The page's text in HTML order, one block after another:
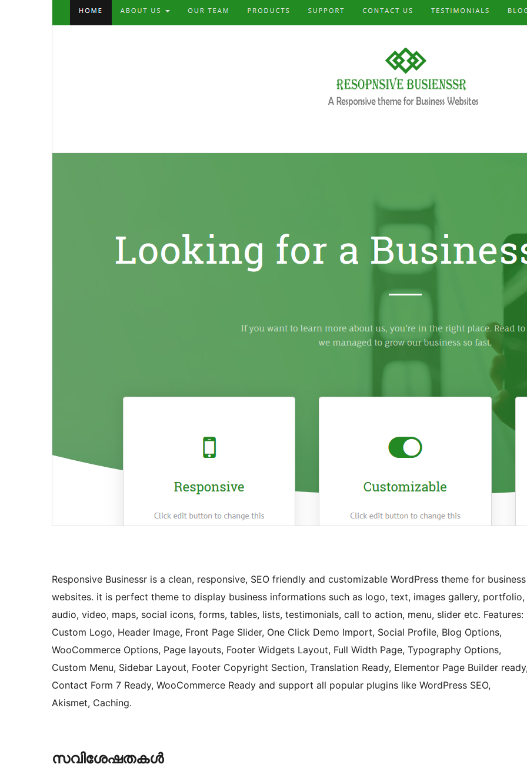
Responsive Businessr is a clean, responsive, SEO friendly and customizable WordPress theme for business
websites. it is perfect theme to display business informations such as logo, text, images gallery, portfolio,
audio, video, maps, social icons, forms, tables, lists, testimonials, call to action, menu, slider etc. Features:
Custom Logo, Header Image, Front Page Slider, One Click Demo Import, Social Profile, Blog Options,
WooCommerce Options, Page layouts, Footer Widgets Layout, Full Width Page, Typography Options,
Custom Menu, Sidebar Layout, Footer Copyright Section, Translation Ready, Elementor Page Builder ready,
Contact Form 7 Ready, WooCommerce Ready and support all popular plugins like WordPress SEO,
Akismet, Caching.
സവിശേഷതകൾ